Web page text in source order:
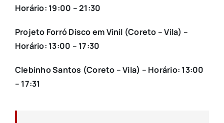
Horário: 19:00 – 21:30
Projeto Forró Disco em Vinil (Coreto – Vila) –
Horário: 13:00 – 17:30
Clebinho Santos (Coreto – Vila) – Horário: 13:00
– 17:31